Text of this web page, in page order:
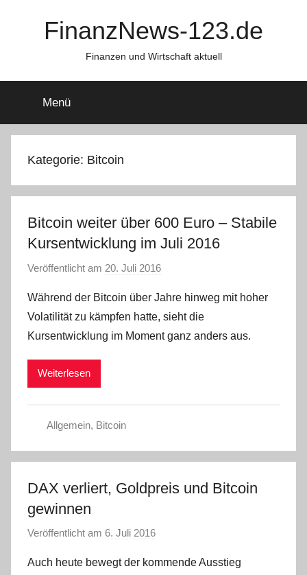
FinanzNews-123.de
Finanzen und Wirtschaft aktuell
Menü
Kategorie: Bitcoin
Bitcoin weiter über 600 Euro – Stabile
Kursentwicklung im Juli 2016
Veröffentlicht am 20. Juli 2016
n
C
W
Während der Bitcoin über Jahre hinweg mit hoher
Volatilität zu kämpfen hatte, sieht die
Kursentwicklung im Moment ganz anders aus.
Weiterlesen
Allgemein, Bitcoin
DAX verliert, Goldpreis und Bitcoin
gewinnen
Veröffentlicht am 6. Juli 2016
n
Auch heute bewegt der kommende Ausstieg